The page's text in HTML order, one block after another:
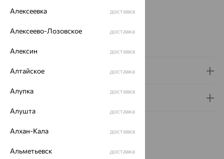
Цвет вставки:
Новинка:Да, Нет
Доставка и оплата
Гарантия и возврат
Алексеевка доставка
Алексеево-Лозовское доставка
Алексин доставка
Алтайское доставка
Алупка доставка
Алушта доставка
Алхан-Кала доставка
Альметьевск доставка